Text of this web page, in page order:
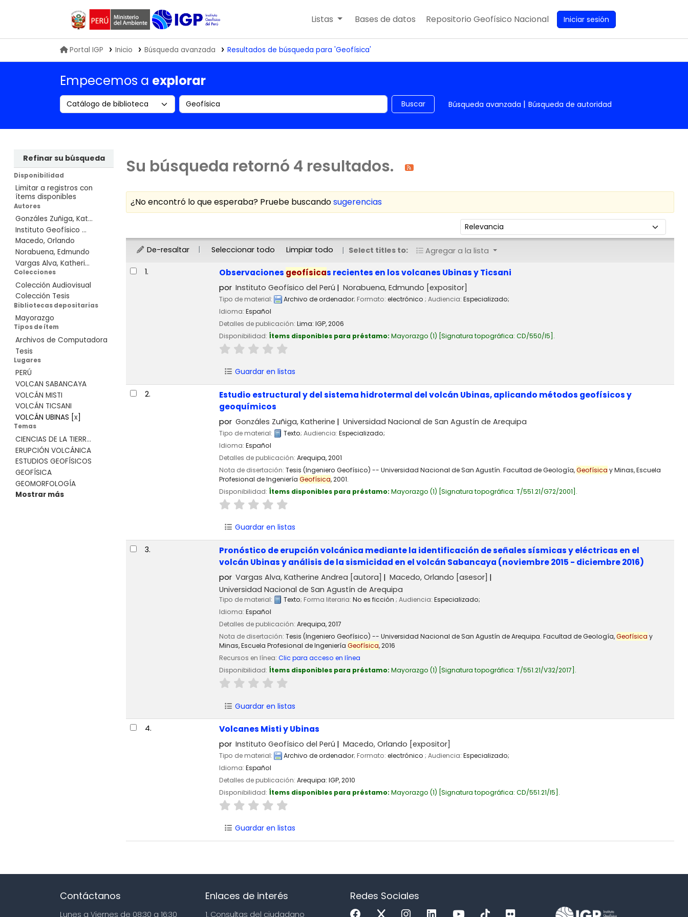
Biblioteca IGP
Listas Bases de datos Repositorio Geofísico Nacional Iniciar sesión
Portal IGP Inicio Búsqueda avanzada Resultados de búsqueda para 'Geofísica'
Empecemos a explorar
Search the catalog by: Buscar en el catálogo por palabra clave Buscar Búsqueda avanzada Búsqueda de autoridad
Refinar su búsqueda
Disponibilidad
Limitar a registros con
ítems disponibles
Autores
Gonzáles Zuñiga, Kat...
Instituto Geofísico ...
Macedo, Orlando
Norabuena, Edmundo
Vargas Alva, Katheri...
Colecciones
Colección Audiovisual
Colección Tesis
Bibliotecas depositarias
Mayorazgo
Tipos de ítem
Archivos de Computadora
Tesis
Lugares
PERÚ
VOLCAN SABANCAYA
VOLCÁN MISTI
VOLCÁN TICSANI
VOLCÁN UBINAS [x]
Temas
CIENCIAS DE LA TIERR...
ERUPCIÓN VOLCÁNICA
ESTUDIOS GEOFÍSICOS
GEOFÍSICA
GEOMORFOLOGÍA
Mostrar más
Su búsqueda retornó 4 resultados.
¿No encontró lo que esperaba? Pruebe buscandosugerencias
Ordenar por:
De-resaltar Seleccionar todo Limpiar todo Select titles to: Agregar a la lista
Resultados
1. Observaciones geofísicas recientes en los volcanes Ubinas y Ticsani
por Instituto Geofísico del Perú Norabuena, Edmundo [expositor]
Tipo de material: Archivo de ordenador; Formato: electrónico ; Audiencia: Especializado;
Idioma: Español
Detalles de publicación: Lima: IGP,2006
Disponibilidad: Ítems disponibles para préstamo: Mayorazgo (1) Signatura topográfica: CD/550/I5 .
Guardar en listas
2.
Estudio estructural y del sistema hidrotermal del volcán Ubinas, aplicando métodos geofísicos y
geoquímicos
por Gonzáles Zuñiga, Katherine Universidad Nacional de San Agustín de Arequipa
Tipo de material: Texto; Audiencia: Especializado;
Idioma: Español
Detalles de publicación: Arequipa,2001
Nota de disertación: Tesis (Ingeniero Geofísico) -- Universidad Nacional de San Agustín. Facultad de Geología,Geofísica y Minas, Escuela
Profesional de Ingeniería Geofísica, 2001.
Disponibilidad: Ítems disponibles para préstamo: Mayorazgo (1) Signatura topográfica: T/551.21/G72/2001 .
Guardar en listas
3.
Pronóstico de erupción volcánica mediante la identificación de señales sísmicas y eléctricas en el
volcán Ubinas y análisis de la sismicidad en el volcán Sabancaya (noviembre 2015 - diciembre 2016)
por Vargas Alva, Katherine Andrea [autora] Macedo, Orlando [asesor]
Universidad Nacional de San Agustín de Arequipa
Tipo de material: Texto; Forma literaria: No es ficción ; Audiencia: Especializado;
Idioma: Español
Detalles de publicación: Arequipa,2017
Nota de disertación: Tesis (Ingeniero Geofísico) -- Universidad Nacional de San Agustín de Arequipa. Facultad de Geología,Geofísica y
Minas, Escuela Profesional de Ingeniería Geofísica, 2016
Recursos en línea: Clic para acceso en línea
Disponibilidad: Ítems disponibles para préstamo: Mayorazgo (1) Signatura topográfica: T/551.21/V32/2017 .
Guardar en listas
4. Volcanes Misti y Ubinas
por Instituto Geofísico del Perú Macedo, Orlando [expositor]
Tipo de material: Archivo de ordenador; Formato: electrónico ; Audiencia: Especializado;
Idioma: Español
Detalles de publicación: Arequipa: IGP,2010
Disponibilidad: Ítems disponibles para préstamo: Mayorazgo (1) Signatura topográfica: CD/551.21/I5 .
Guardar en listas
Contáctanos
Lunes a Viernes de 08:30 a 16:30
Enlaces de interés
1. Consultas del ciudadano
Redes Sociales